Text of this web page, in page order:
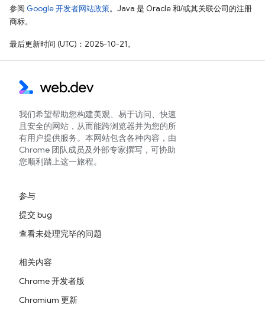
参阅 Google 开发者网站政策。Java 是 Oracle 和/或其关联公司的注册
商标。
最后更新时间 (UTC)：2025-10-21。
我们希望帮助您构建美观、易于访问、快速
且安全的网站，从而能跨浏览器并为您的所
有用户提供服务。本网站包含各种内容，由
Chrome 团队成员及外部专家撰写，可协助
您顺利踏上这一旅程。
参与
提交 bug
查看未处理完毕的问题
相关内容
Chrome 开发者版
Chromium 更新